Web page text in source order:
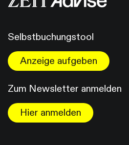
Selbstbuchungstool
Anzeige aufgeben
Zum Newsletter anmelden
Hier anmelden